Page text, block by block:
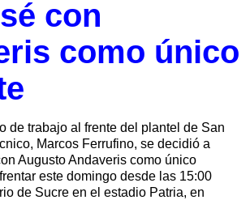
con
como único
de trabajo al frente del plantel de San
Marcos Ferrufino, se decidió a
Augusto Andaveris como único
este domingo desde las 15:00
de Sucre en el estadio Patria, en